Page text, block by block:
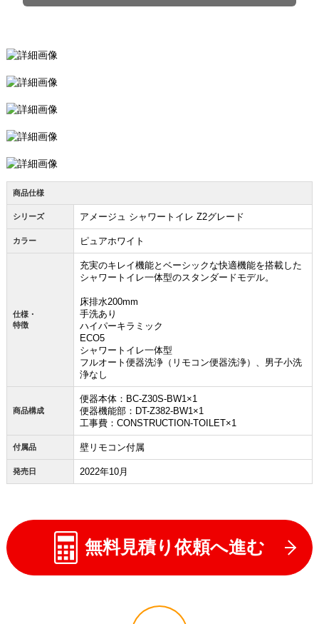
商品仕様
シリーズ アメージュ シャワートイレ Z2グレード
カラー ピュアホワイト
仕様・
特徴
充実のキレイ機能とベーシックな快適機能を搭載した
シャワートイレ一体型のスタンダードモデル。
床排水200mm
手洗あり
ハイパーキラミック
ECO5
シャワートイレ一体型
フルオート便器洗浄（リモコン便器洗浄）、男子小洗
浄なし
商品構成
便器本体：BC-Z30S-BW1×1
便器機能部：DT-Z382-BW1×1
工事費：CONSTRUCTION-TOILET×1
付属品 壁リモコン付属
発売日 2022年10月
無料見積り依頼へ進む